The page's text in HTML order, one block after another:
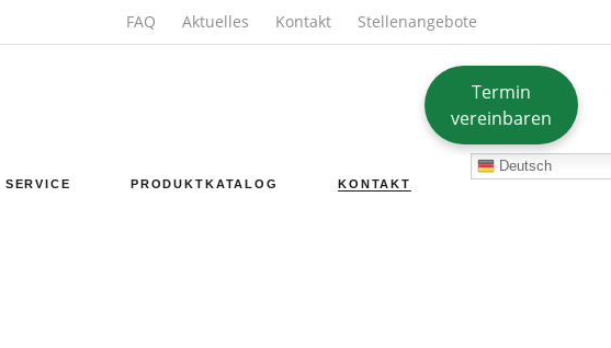
Termin
vereinbaren
FAQ Aktuelles Kontakt Stellenangebote
SERVICE PRODUKTKATALOG KONTAKT
Deutsch